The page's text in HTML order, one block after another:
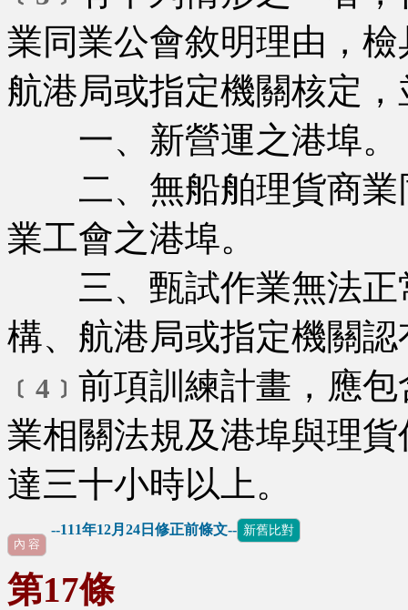
業同業公會敘明理由，
航港局或指定機關核定
一、新營運之港埠。
二、無船舶理貨商業
業工會之港埠。
三、甄試作業無法正
構、航港局或指定機關
﹝4﹞ 前項訓練計畫，應
業相關法規及港埠與理
達三十小時以上。
--111年12月24日修正前條文-- 新舊比對
內 容
第17條